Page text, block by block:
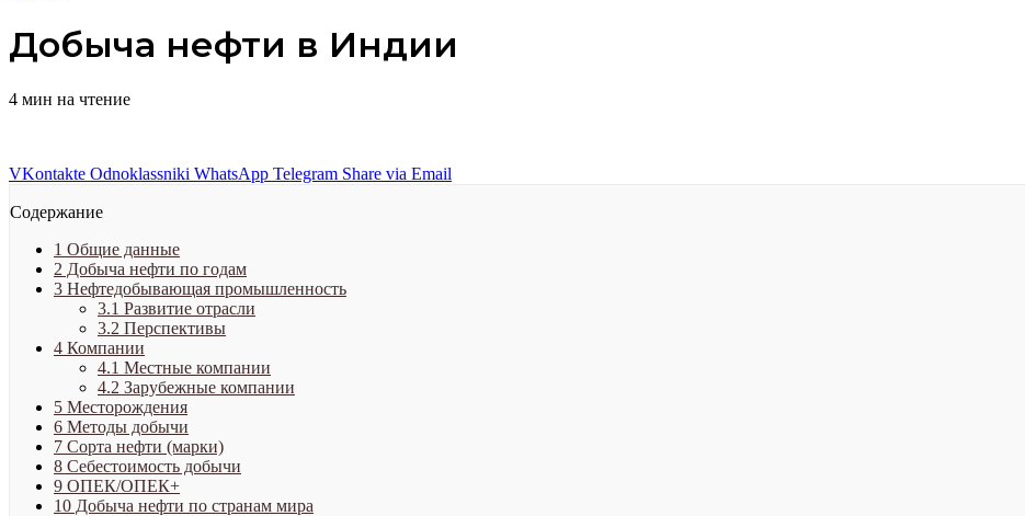
Добыча нефти в Индии
4 мин на чтение
VKontakte Odnoklassniki WhatsApp Telegram Share via Email
Содержание
1 Общие данные
2 Добыча нефти по годам
3 Нефтедобывающая промышленность
3.1 Развитие отрасли
3.2 Перспективы
4 Компании
4.1 Местные компании
4.2 Зарубежные компании
5 Месторождения
6 Методы добычи
7 Сорта нефти (марки)
8 Себестоимость добычи
9 ОПЕК/ОПЕК+
10 Добыча нефти по странам мира